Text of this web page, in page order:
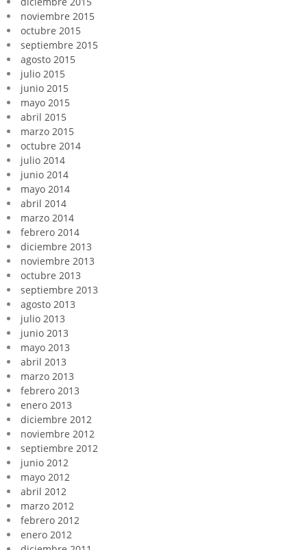
noviembre 2015
octubre 2015
septiembre 2015
agosto 2015
julio 2015
junio 2015
mayo 2015
abril 2015
marzo 2015
octubre 2014
julio 2014
junio 2014
mayo 2014
abril 2014
marzo 2014
febrero 2014
diciembre 2013
noviembre 2013
octubre 2013
septiembre 2013
agosto 2013
julio 2013
junio 2013
mayo 2013
abril 2013
marzo 2013
febrero 2013
enero 2013
diciembre 2012
noviembre 2012
septiembre 2012
junio 2012
mayo 2012
abril 2012
marzo 2012
febrero 2012
enero 2012